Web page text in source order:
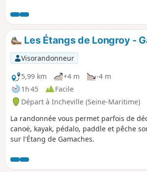
la flore (fritillaire sauvage)
caractéristiques de la région.
Les Étangs de Longroy -
Visorandonneur
5,99 km
+4 m
-4 m
1h 45
Facile
Départ à Incheville (Seine-Maritime)
La randonnée vous permet parfois de
canoë, kayak, pédalo, paddle et pêche
sur l'Étang de Gamaches.